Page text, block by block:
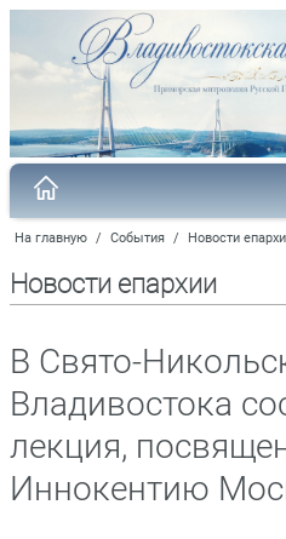
На главную / События / Новости
Новости епархии
В Свято-
Владивостока
лекция,
Иннокентию